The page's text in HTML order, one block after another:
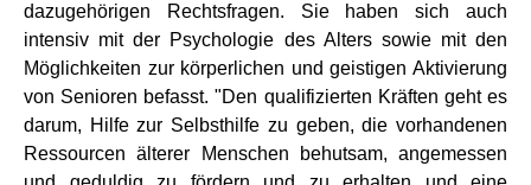
dazugehörigen Rechtsfragen. Sie haben sich auch
intensiv mit der Psychologie des Alters sowie mit den
Möglichkeiten zur körperlichen und geistigen Aktivierung
von Senioren befasst. "Den qualifizierten Kräften geht es
darum, Hilfe zur Selbsthilfe zu geben, die vorhandenen
Ressourcen älterer Menschen behutsam, angemessen